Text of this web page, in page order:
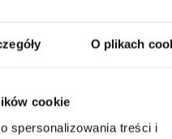
O plikach
cookie
spersonalizowania treści i
S úsmevom